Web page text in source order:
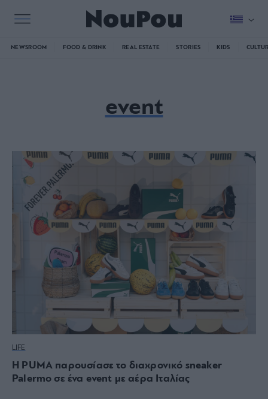
NEWSROOM FOOD & DRINK REAL ESTATE STORIES KIDS
event
LIFE
Η PUMA παρουσίασε το διαχρονικό sneaker
Palermo σε ένα event με αέρα Ιταλίας